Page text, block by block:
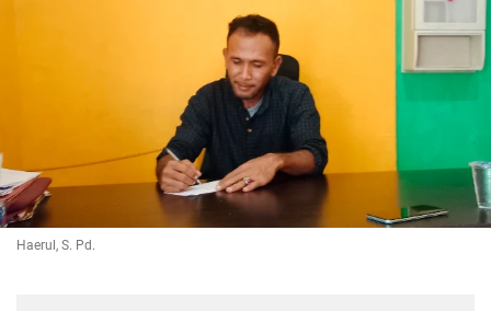
Haerul, S. Pd.